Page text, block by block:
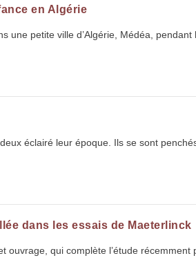
en Algérie
une petite ville d’Algérie, Médéa, pendant
éclairé leur époque. Ils se sont penchés
dans les essais de Maeterlinck
ouvrage, qui complète l’étude récemment